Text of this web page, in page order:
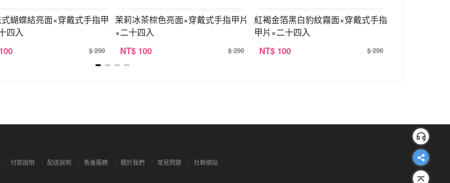
蝴蝶結亮面×穿戴式手指甲
四入
$ 290
茉莉冰茶棕色亮面×穿戴式手指甲片
×二十四入
NT$ 100 $ 290
紅褐金箔黑白豹紋霧面×穿戴式手指
甲片×二十四入
NT$ 100 $ 290
付款說明 配送說明 售後服務 關於我們 常見問題 社群網站